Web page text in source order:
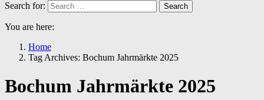
Search for:
Search
You are here:
Home
Tag Archives: Bochum Jahrmärkte 2025
Bochum Jahrmärkte 2025